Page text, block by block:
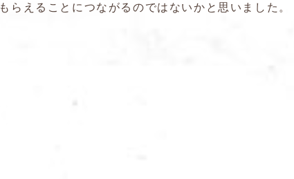
もらえることにつながるのではないかと思いました。